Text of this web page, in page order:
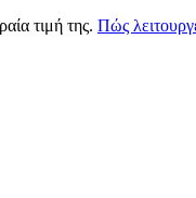
τιμή της. Πώς